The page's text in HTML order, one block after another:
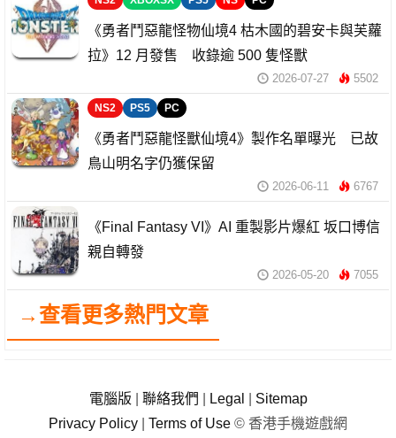
《勇者鬥惡龍怪物仙境4 枯木國的碧安卡與芙蘿
拉》12 月發售 收錄逾 500 隻怪獸
2026-07-27 5502
NS2 PS5 PC
《勇者鬥惡龍怪獸仙境4》製作名單曝光 已故
鳥山明名字仍獲保留
2026-06-11 6767
《Final Fantasy VI》AI 重製影片爆紅 坂口博信
親自轉發
2026-05-20 7055
→查看更多熱門文章
電腦版 聯絡我們 Legal
Sitemap
Privacy Policy
Terms of Use © 香港手機遊戲網